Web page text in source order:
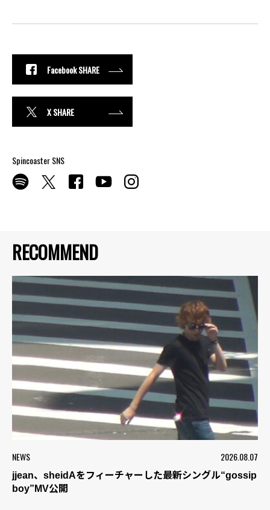
RECOMMEND
NEWS 2026.08.07
jjean、sheidAをフィーチャーした最新シングル“gossip
boy”MV公開
Facebook SHARE
X SHARE
Spincoaster SNS